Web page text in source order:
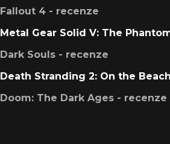
Fallout 4 - recenze
Metal Gear Solid V: The
Dark Souls - recenze
Death Stranding 2: On the
Doom: The Dark Ages - recenze